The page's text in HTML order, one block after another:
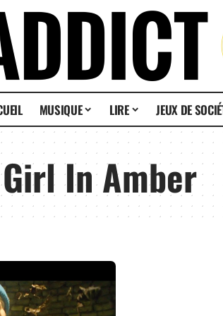
MUSIQUE LIRE JEUX DE
Girl In Amber